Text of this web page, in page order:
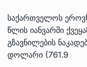
საქართველოს
წლის იანვარში
გზავნილების
დოლარი (761.9